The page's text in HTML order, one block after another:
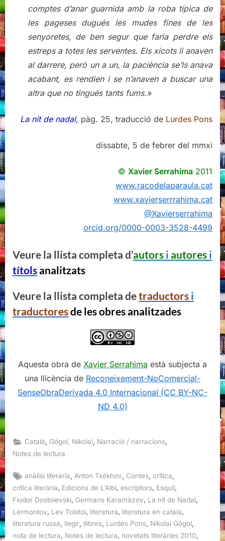
comptes d’anar guarnida amb la roba típica de
les pageses dugués les mudes fines de les
senyoretes, de ben segur que faria perdre els
estreps a totes les serventes. Els xicots li anaven
al darrere, però un a un, la paciència se’ls anava
acabant, es rendien i se n’anaven a buscar una
altra que no tingués tants fums.»
La nit de nadal, pàg. 25, traducció de Lurdes Pons
dissabte, 5 de febrer del mmxi
© Xavier Serrahima 2011
www.racodelaparaula.cat
www.xavierserrrahima.cat
@Xavierserrahima
orcid.org/0000-0003-3528-4499
Veure la llista completa d’autors i autores i
títolsanalitzats
Veure la llista completa detraductors i
traductoresde les obres analitzades
Aquesta obra de Xavier Serrahima està subjecta a
una llicència de Reconeixement-NoComercial-
SenseObraDerivada 4.0 Internacional (CC BY-NC-
ND 4.0)
Català Gógol, Nikolai Narració / narracions
Notes de lectura
Tags:
anàlisi literària Anton Txèkhov Contes ,crítica
crítica literària, Edicions de L’Albí, escriptors, Esquil,
Fiodor Dostoievski Germans Karamàzov La nit de Nadal
Lermontov
Lev Tolstoi literatura literatura en català
literatura russa
llegir llibres Lurdes Pons Nikolai Gógol
nota de lectura, Notes de lectura, novetats literàries 2010,